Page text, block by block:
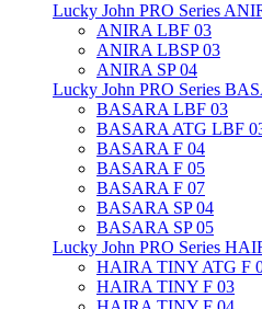
Lucky John PRO Series
ANIRA LBF 03
ANIRA LBSP 03
ANIRA SP 04
Lucky John PRO Series
BASARA LBF 03
BASARA ATG LBF
BASARA F 04
BASARA F 05
BASARA F 07
BASARA SP 04
BASARA SP 05
Lucky John PRO Series
HAIRA TINY ATG F
HAIRA TINY F 03